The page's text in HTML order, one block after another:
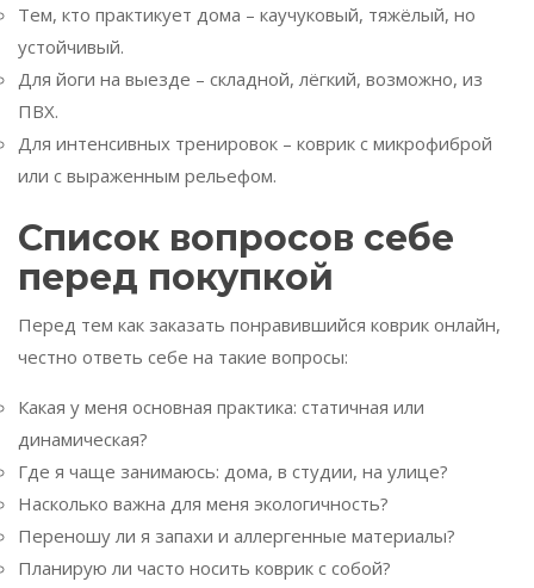
Тем, кто практикует дома – каучуковый, тяжёлый, но
устойчивый.
Для йоги на выезде – складной, лёгкий, возможно, из
ПВХ.
Для интенсивных тренировок – коврик с микрофиброй
или с выраженным рельефом.
Список вопросов себе
перед покупкой
Перед тем как заказать понравившийся коврик онлайн,
честно ответь себе на такие вопросы:
Какая у меня основная практика: статичная или
динамическая?
Где я чаще занимаюсь: дома, в студии, на улице?
Насколько важна для меня экологичность?
Переношу ли я запахи и аллергенные материалы?
Планирую ли часто носить коврик с собой?